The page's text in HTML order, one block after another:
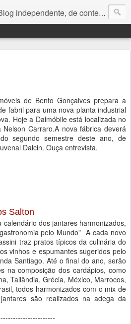
de conteúdo noticioso, com foco em economia, negócios, política e atualidades. e-mail do editor: chquadros2@gmail.com
de Bento Gonçalves prepara a
fabril para uma nova planta industrial
Hoje a Dalmóbile está localizada no
Carraro.A nova fábrica deverá
segundo semestre deste ano, de
Dalcin. Ouça entrevista.
Salton
calendário dos jantares harmonizados,
pelo Mundo" A cada novo
traz pratos típicos da culinária do
vinhos e espumantes sugeridos pelo
Santiago. Até o final do ano, serão
na composição dos cardápios, como
Tailândia, Grécia, México, Marrocos,
todos harmonizados com o mix de
são realizados na adega da